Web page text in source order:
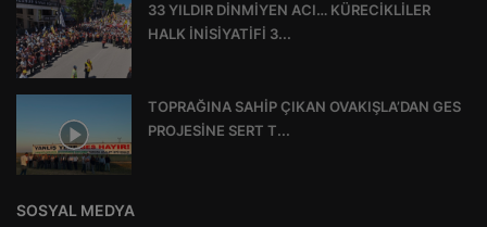
33 YILDIR DİNMİYEN ACI… KÜRECİKLİLER
HALK İNİSİYATİFİ 3...
TOPRAĞINA SAHİP ÇIKAN OVAKIŞLA’DAN GES
PROJESİNE SERT T...
SOSYAL MEDYA